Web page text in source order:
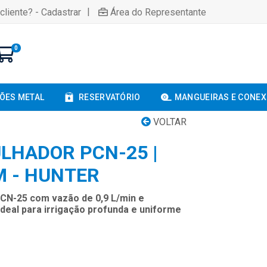
- Cadastrar | Área do Representante
0
METAL RESERVATÓRIO MANGUEIRAS E
VOLTAR
PCN-25 |
- HUNTER
25 com vazão de 0,9 L/min e
para irrigação profunda e uniforme